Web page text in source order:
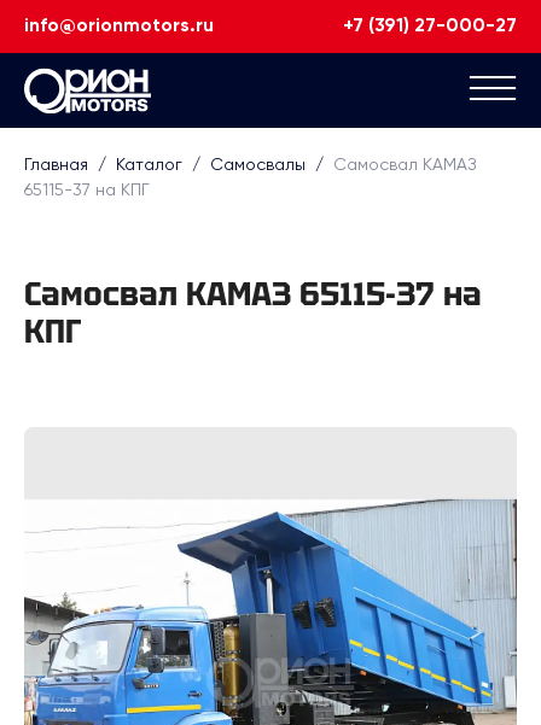
info@orionmotors.ru +7 (391) 27-000-27
Главная / Каталог / Самосвалы / Самосвал КАМАЗ
65115-37 на КПГ
Самосвал КАМАЗ 65115-37 на
КПГ